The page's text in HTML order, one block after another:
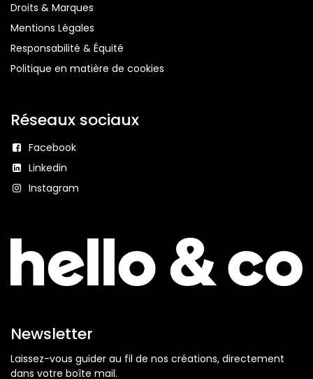
Droits & Marques
Mentions Légales
Responsabilité & Équité
Politique en matière de cookies
Réseaux sociaux
Facebook
Linkedin
Instagram
Newsletter
Laissez-vous guider au fil de nos créations, directement
dans votre boîte mail.